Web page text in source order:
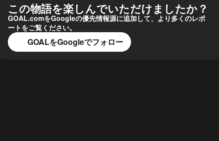
この物語を楽しんでいただけましたか？
GOAL.comをGoogleの優先情報源に追加して、より多くのレポ
ートをご覧ください。
GOALをGoogleでフォロー